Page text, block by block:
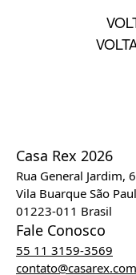
Casa Rex 2026
Rua General Jardim,
Vila Buarque São
01223-011 Brasil
Fale Conosco
55 11 3159-3569
contato@casarex.com